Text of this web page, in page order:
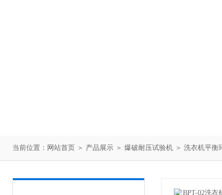
当前位置： 网站首页 ＞ 产品展示 ＞ 爆破耐压试验机 ＞ 洗衣机平衡